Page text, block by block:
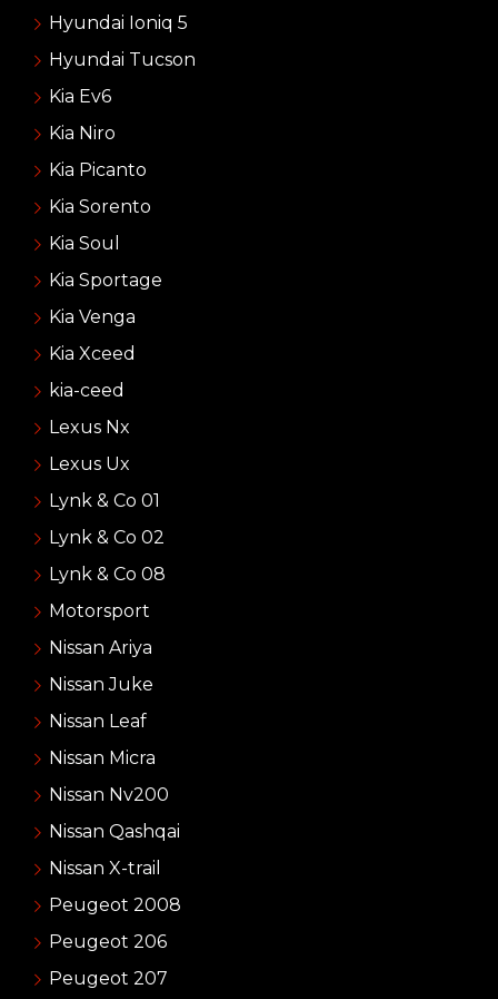
Hyundai Ioniq 5
Hyundai Tucson
Kia Ev6
Kia Niro
Kia Picanto
Kia Sorento
Kia Soul
Kia Sportage
Kia Venga
Kia Xceed
kia-ceed
Lexus Nx
Lexus Ux
Lynk & Co 01
Lynk & Co 02
Lynk & Co 08
Motorsport
Nissan Ariya
Nissan Juke
Nissan Leaf
Nissan Micra
Nissan Nv200
Nissan Qashqai
Nissan X-trail
Peugeot 2008
Peugeot 206
Peugeot 207